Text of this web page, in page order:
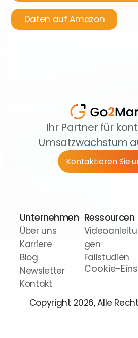
Daten auf Amazon
Ihr Partner für
Umsatzwachstum
Kontaktieren Sie
Unternehmen
Über uns
Karriere
Blog
Newsletter
Kontakt
Ressourcen
gen
Fallstudien
Cookie-
Copyright 2026, Alle